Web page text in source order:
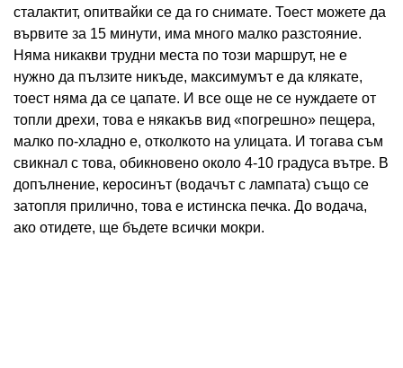
сталактит, опитвайки се да го снимате. Тоест можете да
вървите за 15 минути, има много малко разстояние.
Няма никакви трудни места по този маршрут, не е
нужно да пълзите никъде, максимумът е да клякате,
тоест няма да се цапате. И все още не се нуждаете от
топли дрехи, това е някакъв вид «погрешно» пещера,
малко по-хладно е, отколкото на улицата. И тогава съм
свикнал с това, обикновено около 4-10 градуса вътре. В
допълнение, керосинът (водачът с лампата) също се
затопля прилично, това е истинска печка. До водача,
ако отидете, ще бъдете всички мокри.